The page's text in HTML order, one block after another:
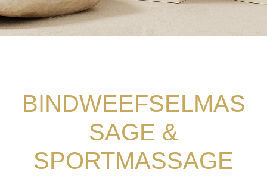
BINDWEEFSELMAS
SAGE &
SPORTMASSAGE